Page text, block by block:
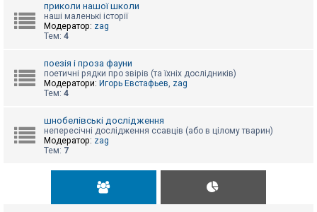
приколи нашої школи
наші маленькі історії
Модератор: zag
Тем: 4
поезія і проза фауни
поетичні рядки про звірів (та їхніх дослідників)
Модератори: Игорь Евстафьев, zag
Тем: 4
шнобелівські дослідження
непересічні дослідження ссавців (або в цілому тварин)
Модератор: zag
Тем: 7